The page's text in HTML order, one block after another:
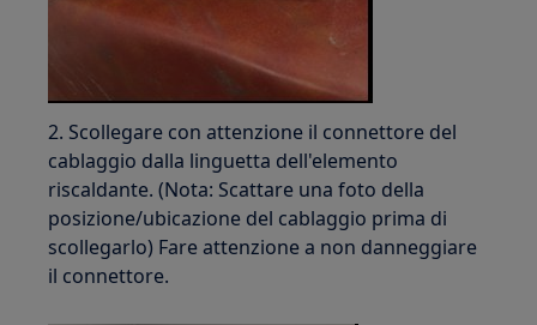
2. Scollegare con attenzione il connettore del
cablaggio dalla linguetta dell'elemento
riscaldante. (Nota: Scattare una foto della
posizione/ubicazione del cablaggio prima di
scollegarlo) Fare attenzione a non danneggiare
il connettore.